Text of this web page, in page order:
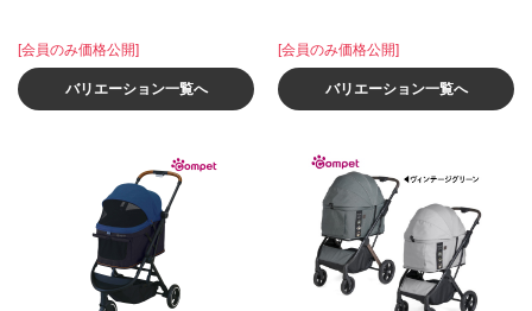
[会員のみ価格公開]
バリエーション一覧へ
[会員のみ価格公開]
バリエーション一覧へ